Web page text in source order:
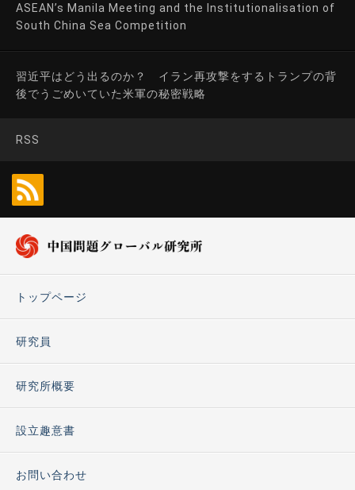
ASEAN’s Manila Meeting and the Institutionalisation of
South China Sea Competition
習近平はどう出るのか？ イラン再攻撃をするトランプの背
後でうごめいていた米軍の秘密戦略
RSS
トップページ
研究員
研究所概要
設立趣意書
お問い合わせ